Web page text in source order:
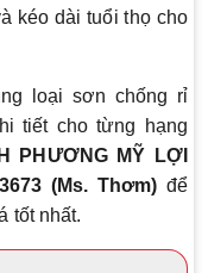
kéo dài tuổi thọ cho
loại sơn chống rỉ
tiết cho từng hạng
PHƯƠNG MỸ LỢI
(Ms. Thơm) để
tốt nhất.